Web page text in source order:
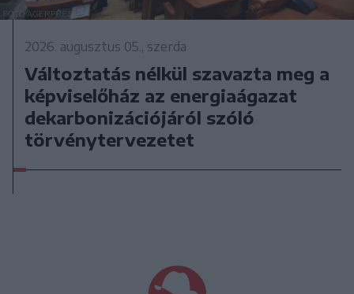
2026. augusztus 05., szerda
Változtatás nélkül szavazta meg a
képviselőház az energiaágazat
dekarbonizációjáról szóló
törvénytervezetet